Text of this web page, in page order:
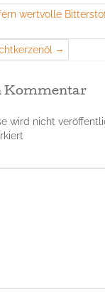
wertvolle
Kommentar
wird nicht